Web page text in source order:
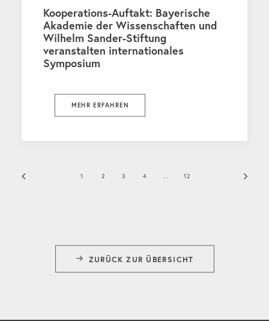
Kooperations-Auftakt: Bayerische
Akademie der Wissenschaften und
Wilhelm Sander-Stiftung
veranstalten internationales
Symposium
MEHR ERFAHREN
1 2 3 4 12
ZURÜCK ZUR ÜBERSICHT